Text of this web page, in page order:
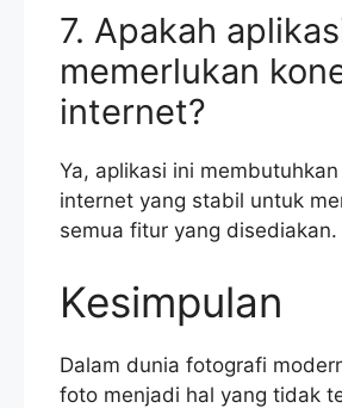
7. Apakah
memerlukan
internet?
Ya, aplikasi ini
internet yang stabil untuk
semua fitur yang disediakan.
Kesimpulan
Dalam dunia fotografi
foto menjadi hal yang tidak